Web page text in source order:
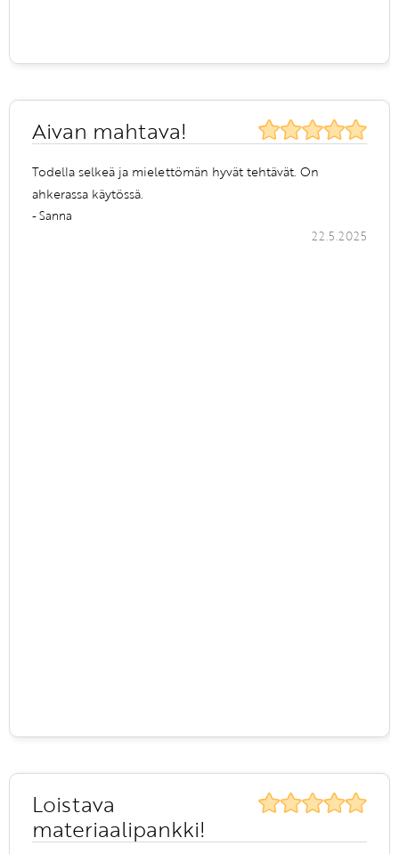
Aivan mahtava!
Todella selkeä ja mielettömän hyvät tehtävät. On
ahkerassa käytössä.
- Sanna
22.5.2025
Loistava
materiaalipankki!